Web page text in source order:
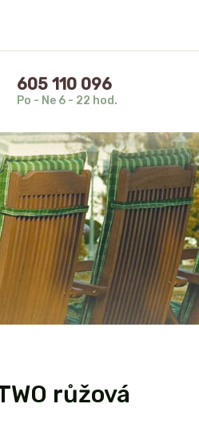
605 110 096
Po - Ne 6 - 22 hod.
růžová